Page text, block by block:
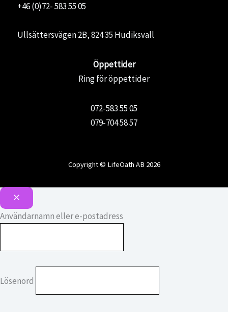
+46 (0)72- 583 55 05
Ullsättersvägen 2B, 824 35 Hudiksvall
Öppettider
Ring för öppettider
072-583 55 05
079-704 58 57
Copyright © LifeOath AB 2026
Användarnamn eller e-postadress
Lösenord